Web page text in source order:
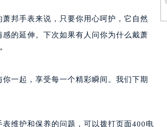
邦手表来说，只要你用心呵护，它自然
的延伸。下次如果有人问你为什么戴萧
一起，享受每一个精彩瞬间。我们下期
维护和保养的问题，可以拨打页面400电